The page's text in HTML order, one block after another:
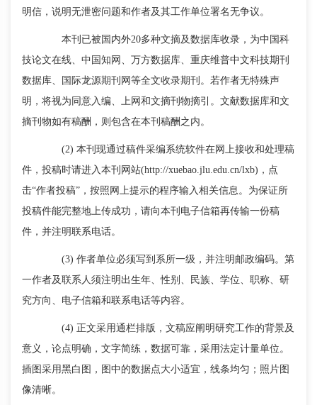
明信，说明无泄密问题和作者及其工作单位署名无争议。
本刊已被国内外20多种文摘及数据库收录，为中国科
技论文在线、中国知网、万方数据库、重庆维普中文科技期刊
数据库、国际龙源期刊网等全文收录期刊。若作者无特殊声
明，将视为同意入编、上网和文摘刊物摘引。文献数据库和文
摘刊物如有稿酬，则包含在本刊稿酬之内。
(2) 本刊现通过稿件采编系统软件在网上接收和处理稿
件，投稿时请进入本刊网站(http://xuebao.jlu.edu.cn/lxb)，点
击“作者投稿”，按照网上提示的程序输入相关信息。为保证所
投稿件能完整地上传成功，请向本刊电子信箱再传输一份稿
件，并注明联系电话。
(3) 作者单位必须写到系所一级，并注明邮政编码。第
一作者及联系人须注明出生年、性别、民族、学位、职称、研
究方向、电子信箱和联系电话等内容。
(4) 正文采用通栏排版，文稿应阐明研究工作的背景及
意义，论点明确，文字简练 ，数据可靠，采用法定计量单位。
插图采用黑白图，图中的数据点大小适宜，线条均匀；照片图
像清晰。